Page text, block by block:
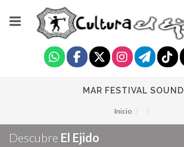
MAR FESTIVAL SOUND
Inicio
Descubre El Ejido